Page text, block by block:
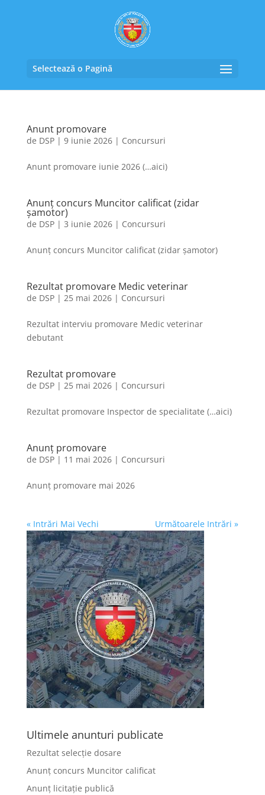
Selectează o Pagină
Anunt promovare
de DSP| 9 iunie 2026| Concursuri
Anunt promovare iunie 2026 (…aici)
Anunț concurs Muncitor calificat (zidar
șamotor)
de DSP| 3 iunie 2026| Concursuri
Anunț concurs Muncitor calificat (zidar șamotor)
Rezultat promovare Medic veterinar
de DSP| 25 mai 2026| Concursuri
Rezultat interviu promovare Medic veterinar
debutant
Rezultat promovare
de DSP| 25 mai 2026| Concursuri
Rezultat promovare Inspector de specialitate (…aici)
Anunț promovare
de DSP| 11 mai 2026| Concursuri
Anunț promovare mai 2026
« Intrări Mai Vechi Următoarele Intrări »
Ultimele anunturi publicate
Rezultat selecție dosare
Anunț concurs Muncitor calificat
Anunț licitație publică